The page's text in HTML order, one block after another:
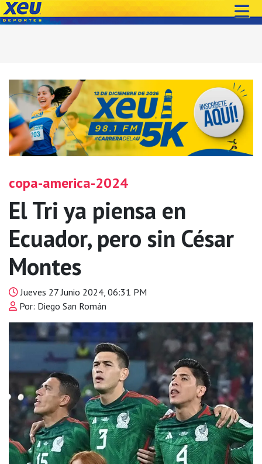
copa-america-2024
El Tri ya piensa en
Ecuador, pero sin César
Montes
Jueves 27 Junio 2024, 06:31 PM
Por: Diego San Román